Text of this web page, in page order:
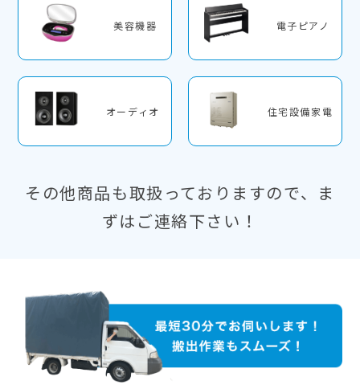
美容機器 電子ピアノ
オーディオ 住宅設備家電
その他商品も取扱っておりますので、ま
ずはご連絡下さい！